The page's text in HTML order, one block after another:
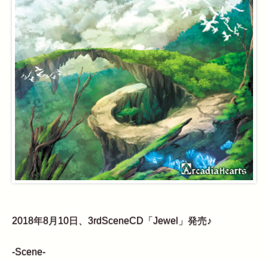
2018年8月10日、3rdSceneCD「Jewel」発売♪
-Scene-